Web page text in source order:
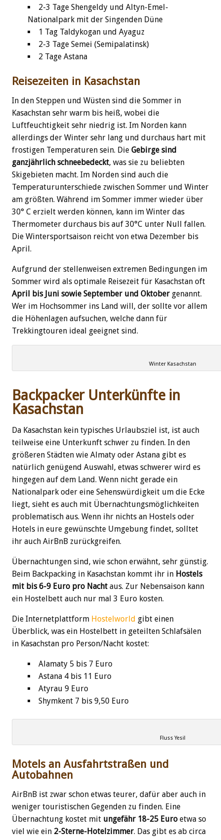
2-3 Tage Shengeldy und Altyn-Emel-
Nationalpark mit der Singenden Düne
1 Tag Taldykogan und Ayaguz
2-3 Tage Semei (Semipalatinsk)
2 Tage Astana
Reisezeiten in Kasachstan
In den Steppen und Wüsten sind die Sommer in
Kasachstan sehr warm bis heiß, wobei die
Luftfeuchtigkeit sehr niedrig ist. Im Norden kann
allerdings der Winter sehr lang und durchaus hart mit
frostigen Temperaturen sein. Die Gebirge sind
ganzjährlich schneebedeckt, was sie zu beliebten
Skigebieten macht. Im Norden sind auch die
Temperaturunterschiede zwischen Sommer und Winter
am größten. Während im Sommer immer wieder über
30° C erzielt werden können, kann im Winter das
Thermometer durchaus bis auf 30°C unter Null fallen.
Die Wintersportsaison reicht von etwa Dezember bis
April.
Aufgrund der stellenweisen extremen Bedingungen im
Sommer wird als optimale Reisezeit für Kasachstan oft
April bis Juni sowie September und Oktober genannt.
Wer im Hochsommer ins Land will, der sollte vor allem
die Höhenlagen aufsuchen, welche dann für
Trekkingtouren ideal geeignet sind.
Winter Kasachstan
Backpacker Unterkünfte in
Kasachstan
Da Kasachstan kein typisches Urlaubsziel ist, ist auch
teilweise eine Unterkunft schwer zu finden. In den
größeren Städten wie Almaty oder Astana gibt es
natürlich genügend Auswahl, etwas schwerer wird es
hingegen auf dem Land. Wenn nicht gerade ein
Nationalpark oder eine Sehenswürdigkeit um die Ecke
liegt, sieht es auch mit Übernachtungsmöglichkeiten
problematisch aus. Wenn ihr nichts an Hostels oder
Hotels in eure gewünschte Umgebung findet, solltet
ihr auch AirBnB zurückgreifen.
Übernachtungen sind, wie schon erwähnt, sehr günstig.
Beim Backpacking in Kasachstan kommt ihr in Hostels
mit bis 6-9 Euro pro Nacht aus. Zur Nebensaison kann
ein Hostelbett auch nur mal 3 Euro kosten.
Die Internetplattform Hostelworld gibt einen
Überblick, was ein Hostelbett in geteilten Schlafsälen
in Kasachstan pro Person/Nacht kostet:
Alamaty 5 bis 7 Euro
Astana 4 bis 11 Euro
Atyrau 9 Euro
Shymkent 7 bis 9,50 Euro
Fluss Yesil
Motels an Ausfahrtstraßen und
Autobahnen
AirBnB ist zwar schon etwas teurer, dafür aber auch in
weniger touristischen Gegenden zu finden. Eine
Übernachtung kostet mit ungefähr 18-25 Euro etwa so
viel wie ein 2-Sterne-Hotelzimmer. Das gibt es ab circa